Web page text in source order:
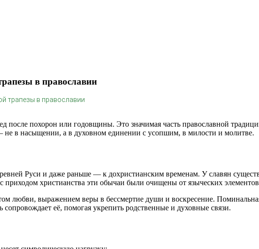
в православии
трапезы в православии
после похорон или годовщины. Это значимая часть православной
в насыщении, а в духовном единении с усопшим, в милости и молитве.
Руси и даже раньше — к дохристианским временам. У славян
христианства эти обычаи были очищены от языческих
любви, выражением веры в бессмертие души и воскресение.
её, помогая укрепить родственные и духовные связи.